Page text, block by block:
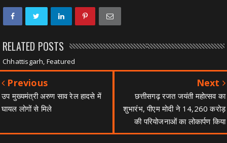
RELATED POSTS
Chhattisgarh, Featured
Previous
उप मुख्यमंत्री अरुण साव रेल हादसे में
घायल लोगों से मिले
Next
छत्तीसगढ़ रजत जयंती महोत्सव का
शुभारंभ, पीएम मोदी ने 14,260 करोड़
की परियोजनाओं का लोकार्पण किया